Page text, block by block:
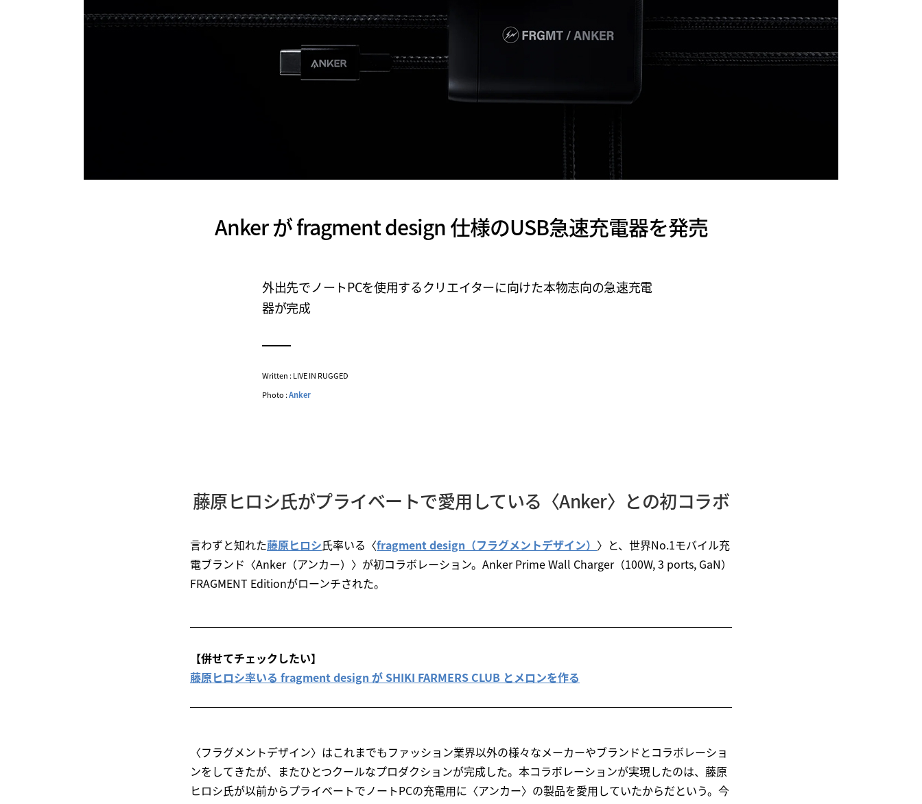
Anker が fragment design 仕様のUSB急速充電器を発売
外出先でノートPCを使用するクリエイターに向けた本物志向の急速充電
器が完成
Written : LIVE IN RUGGED
Photo :Anker
藤原ヒロシ氏がプライベートで愛用している〈Anker〉との初コラボ
言わずと知れた藤原ヒロシ氏率いる〈fragment design（フラグメントデザイン） 〉と、世界No.1モバイル充
電ブランド〈Anker（アンカー）〉が初コラボレーション。Anker Prime Wall Charger（100W, 3 ports, GaN）
FRAGMENT Editionがローンチされた。
【併せてチェックしたい】
藤原ヒロシ率いる fragment design が SHIKI FARMERS CLUB とメロンを作る
〈フラグメントデザイン〉はこれまでもファッション業界以外の様々なメーカーやブランドとコラボレーショ
ンをしてきたが、またひとつクールなプロダクションが完成した。本コラボレーションが実現したのは、藤原
ヒロシ氏が以前からプライベートでノートPCの充電用に〈アンカー〉の製品を愛用していたからだという。今